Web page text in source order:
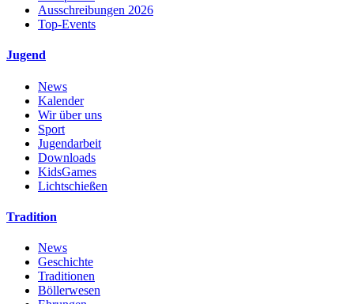
Ausschreibungen 2026
Top-Events
Jugend
News
Kalender
Wir über uns
Sport
Jugendarbeit
Downloads
KidsGames
Lichtschießen
Tradition
News
Geschichte
Traditionen
Böllerwesen